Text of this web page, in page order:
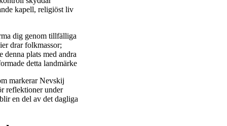
kapell, religiöst liv
dig genom tillfälliga
drar folkmassor;
denna plats med andra
detta landmärke
markerar Nevskij
reflektioner under
en del av det dagliga